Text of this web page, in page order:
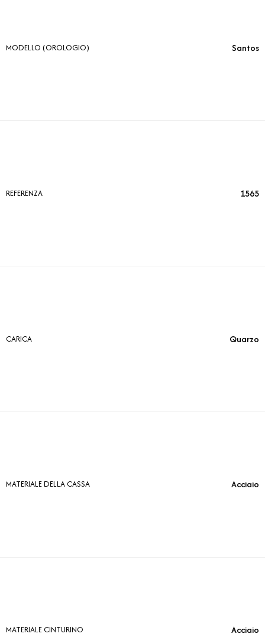
MODELLO (OROLOGIO) Santos
REFERENZA 1565
CARICA Quarzo
MATERIALE DELLA CASSA Acciaio
MATERIALE CINTURINO Acciaio